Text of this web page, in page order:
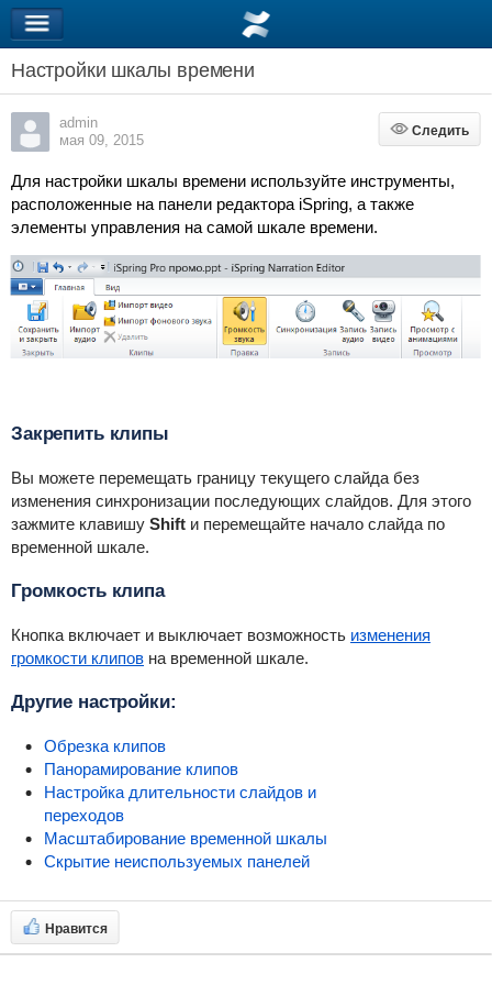
Настройки шкалы времени
admin
мая 09, 2015
Следить
Следить
Для настройки шкалы времени используйте инструменты,
расположенные на панели редактора iSpring, а также
элементы управления на самой шкале времени.
Закрепить клипы
Вы можете перемещать границу текущего слайда без
изменения синхронизации последующих слайдов. Для этого
зажмите клавишу Shiftи перемещайте начало слайда по
временной шкале.
Громкость клипа
Кнопка включает и выключает возможность изменения
громкости клиповна временной шкале.
Другие настройки:
Обрезка клипов
Панорамирование клипов
Настройка длительности слайдов и
переходов
Масштабирование временной шкалы
Скрытие неиспользуемых панелей
Нравится